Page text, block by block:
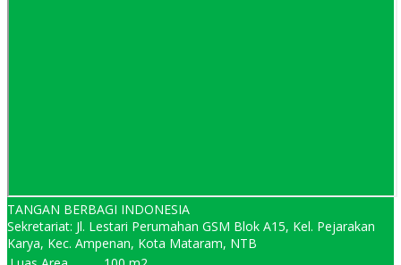
TANGAN BERBAGI INDONESIA
Sekretariat: Jl. Lestari Perumahan GSM Blok A15, Kel. Pejarakan
Karya, Kec. Ampenan, Kota Mataram, NTB